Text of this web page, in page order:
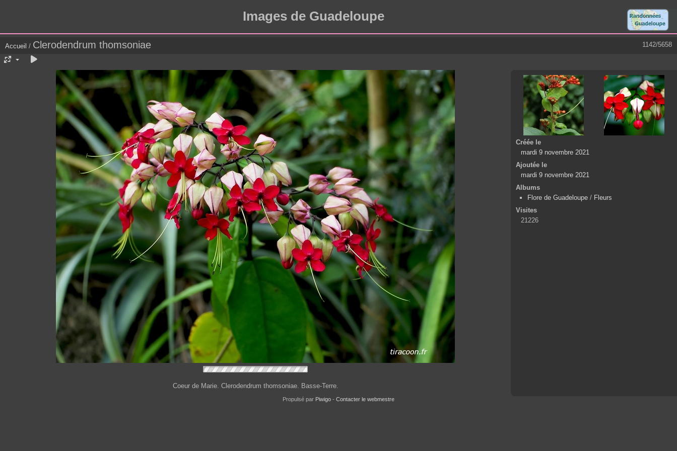
Images de Guadeloupe
1142/5658
Accueil / Clerodendrum thomsoniae
Coeur de Marie. Clerodendrum thomsoniae. Basse-Terre.
Créée le
mardi 9 novembre 2021
Ajoutée le
mardi 9 novembre 2021
Albums
Flore de Guadeloupe / Fleurs
Visites
21226
Propulsé par Piwigo - Contacter le webmestre